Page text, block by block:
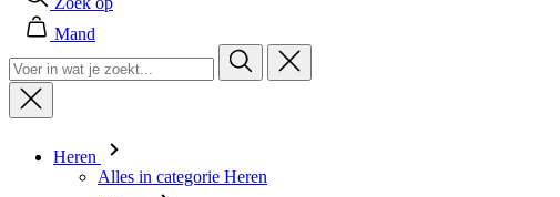
Mand
Heren
Alles in categorie Heren